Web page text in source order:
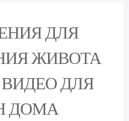
ДЛЯ
ЖИВОТА
ДЛЯ
ДОМА